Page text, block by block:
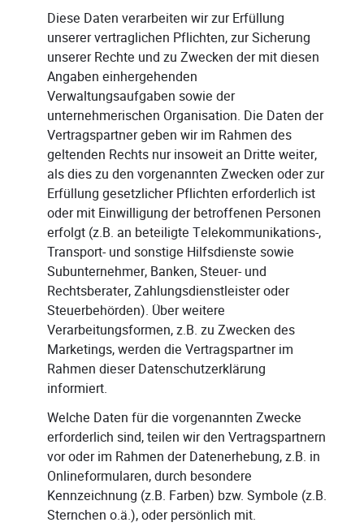
Diese Daten verarbeiten wir zur Erfüllung
unserer vertraglichen Pflichten, zur Sicherung
unserer Rechte und zu Zwecken der mit diesen
Angaben einhergehenden
Verwaltungsaufgaben sowie der
unternehmerischen Organisation. Die Daten der
Vertragspartner geben wir im Rahmen des
geltenden Rechts nur insoweit an Dritte weiter,
als dies zu den vorgenannten Zwecken oder zur
Erfüllung gesetzlicher Pflichten erforderlich ist
oder mit Einwilligung der betroffenen Personen
erfolgt (z.B. an beteiligte Telekommunikations-,
Transport- und sonstige Hilfsdienste sowie
Subunternehmer, Banken, Steuer- und
Rechtsberater, Zahlungsdienstleister oder
Steuerbehörden). Über weitere
Verarbeitungsformen, z.B. zu Zwecken des
Marketings, werden die Vertragspartner im
Rahmen dieser Datenschutzerklärung
informiert.
Welche Daten für die vorgenannten Zwecke
erforderlich sind, teilen wir den Vertragspartnern
vor oder im Rahmen der Datenerhebung, z.B. in
Onlineformularen, durch besondere
Kennzeichnung (z.B. Farben) bzw. Symbole (z.B.
Sternchen o.ä.), oder persönlich mit.